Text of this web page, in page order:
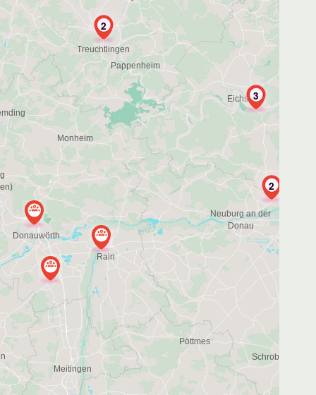
3
2
2